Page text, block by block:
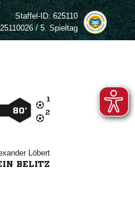
Staffel-ID:625110
/ 5. Spieltag


80’

BELITZ